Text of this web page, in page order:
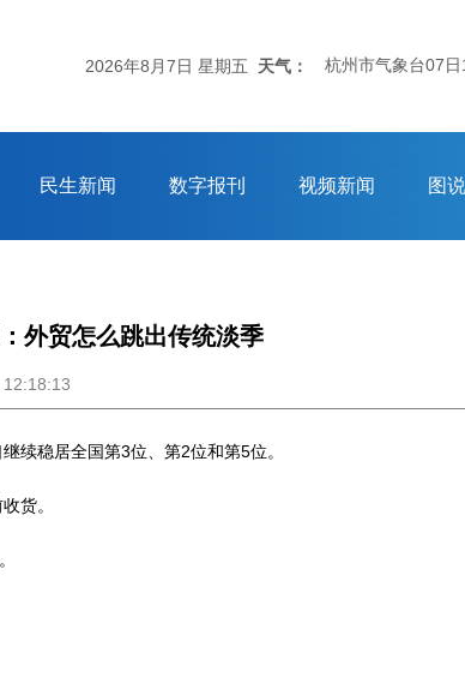
2026年8月7日 星期五 天气：杭州市气象台07日10时
民生新闻 数字报刊 视频新闻 图
外贸怎么跳出传统淡季
续稳居全国第3位、第2位和第5位。
货。